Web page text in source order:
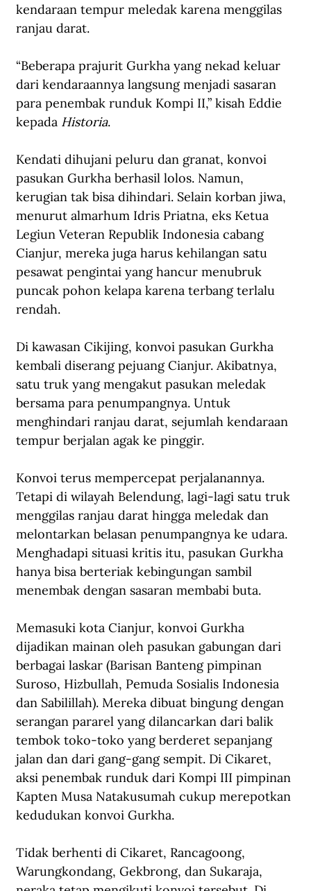
kendaraan tempur meledak karena menggilas
ranjau darat.
“Beberapa prajurit Gurkha yang nekad keluar
dari kendaraannya langsung menjadi sasaran
para penembak runduk Kompi II,” kisah Eddie
kepada Historia.
Kendati dihujani peluru dan granat, konvoi
pasukan Gurkha berhasil lolos. Namun,
kerugian tak bisa dihindari. Selain korban jiwa,
menurut almarhum Idris Priatna, eks Ketua
Legiun Veteran Republik Indonesia cabang
Cianjur, mereka juga harus kehilangan satu
pesawat pengintai yang hancur menubruk
puncak pohon kelapa karena terbang terlalu
rendah.
Di kawasan Cikijing, konvoi pasukan Gurkha
kembali diserang pejuang Cianjur. Akibatnya,
satu truk yang mengakut pasukan meledak
bersama para penumpangnya. Untuk
menghindari ranjau darat, sejumlah kendaraan
tempur berjalan agak ke pinggir.
Konvoi terus mempercepat perjalanannya.
Tetapi di wilayah Belendung, lagi-lagi satu truk
menggilas ranjau darat hingga meledak dan
melontarkan belasan penumpangnya ke udara.
Menghadapi situasi kritis itu, pasukan Gurkha
hanya bisa berteriak kebingungan sambil
menembak dengan sasaran membabi buta.
Memasuki kota Cianjur, konvoi Gurkha
dijadikan mainan oleh pasukan gabungan dari
berbagai laskar (Barisan Banteng pimpinan
Suroso, Hizbullah, Pemuda Sosialis Indonesia
dan Sabilillah). Mereka dibuat bingung dengan
serangan pararel yang dilancarkan dari balik
tembok toko-toko yang berderet sepanjang
jalan dan dari gang-gang sempit. Di Cikaret,
aksi penembak runduk dari Kompi III pimpinan
Kapten Musa Natakusumah cukup merepotkan
kedudukan konvoi Gurkha.
Tidak berhenti di Cikaret, Rancagoong,
Warungkondang, Gekbrong, dan Sukaraja,